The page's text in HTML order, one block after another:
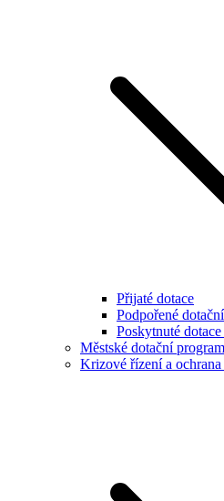
Přijaté dotace
Podpořené
Poskytnuté
Městské dotační
Krizové řízení a